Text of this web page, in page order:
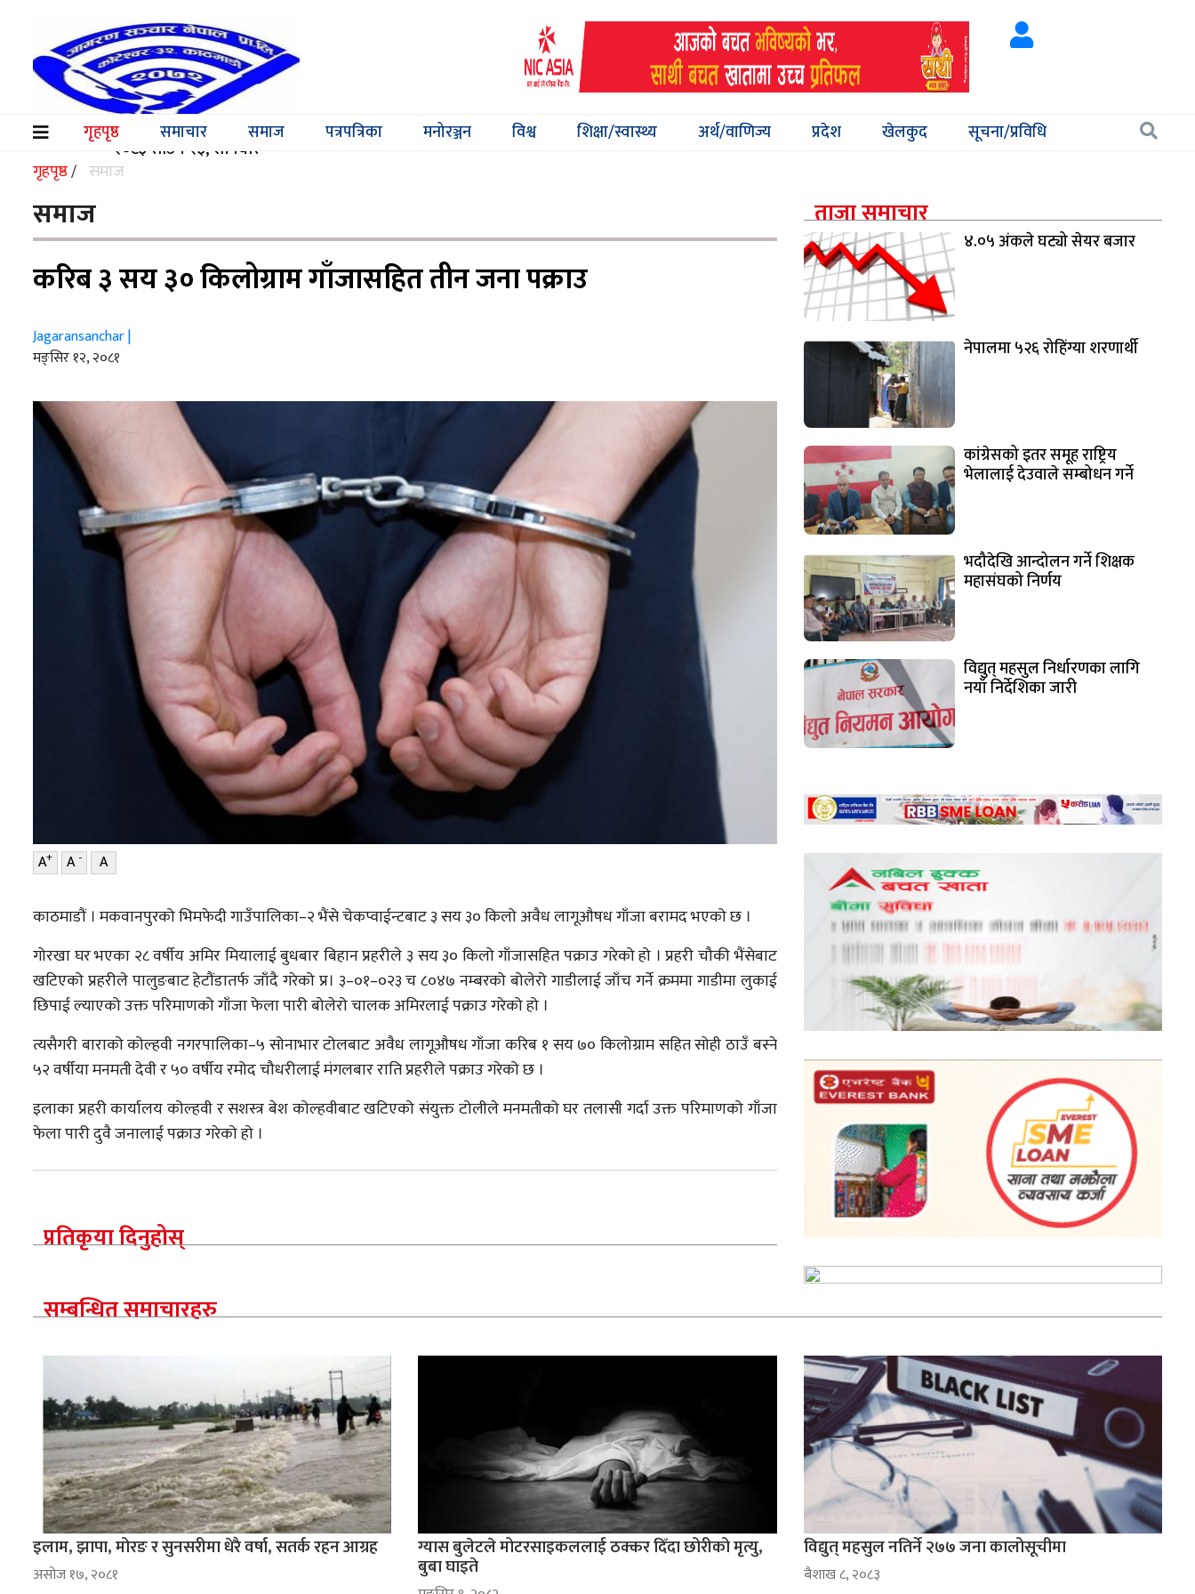
२०८३ साउन २३, शनिवार
गृहपृष्ठ
(current) समाचार समाज पत्रपत्रिका मनोरञ्जन विश्व शिक्षा/स्वास्थ्य अर्थ/वाणिज्य प्रदेश खेलकुद सूचना/प्रविधि
समाचार
समाज
पत्रपत्रिका
मनोरञ्जन
विश्व
स्वास्थ्य
वाणिज्य
सम्पादकीय
संस्कृति/
संस्कार
गृहपृष्ठ/ समाज
समाज
करिब ३ सय ३० किलोग्राम गाँजासहित तीन जना पक्राउ
Jagaransanchar |
मङ्सिर १२, २०८१
A+ A- A
काठमाडौं । मकवानपुरको भिमफेदी गाउँपालिका–२ भैंसे चेकप्वाईन्टबाट ३ सय ३० किलो अवैध लागूऔषध गाँजा बरामद भएको छ ।
गोरखा घर भएका २८ वर्षीय अमिर मियालाई बुधबार बिहान प्रहरीले ३ सय ३० किलो गाँजासहित पक्राउ गरेको हो । प्रहरी चौकी भैंसेबाट
खटिएको प्रहरीले पालुङबाट हेटौंडातर्फ जाँदै गरेको प्र। ३–०१–०२३ च ८०४७ नम्बरको बोलेरो गाडीलाई जाँच गर्ने क्रममा गाडीमा लुकाई
छिपाई ल्याएको उक्त परिमाणको गाँजा फेला पारी बोलेरो चालक अमिरलाई पक्राउ गरेको हो ।
त्यसैगरी बाराको कोल्हवी नगरपालिका–५ सोनाभार टोलबाट अवैध लागूऔषध गाँजा करिब १ सय ७० किलोग्राम सहित सोही ठाउँ बस्ने
५२ वर्षीया मनमती देवी र ५० वर्षीय रमोद चौधरीलाई मंगलबार राति प्रहरीले पक्राउ गरेको छ ।
इलाका प्रहरी कार्यालय कोल्हवी र सशस्त्र बेश कोल्हवीबाट खटिएको संयुक्त टोलीले मनमतीको घर तलासी गर्दा उक्त परिमाणको गाँजा
फेला पारी दुवै जनालाई पक्राउ गरेको हो ।
प्रतिकृया दिनुहोस्
ताजा समाचार
४.०५ अंकले घट्यो सेयर बजार
नेपालमा ५२६ रोहिंग्या शरणार्थी
कांग्रेसको इतर समूह राष्ट्रिय
भेलालाई देउवाले सम्बोधन गर्ने
भदौदेखि आन्दोलन गर्ने शिक्षक
महासंघको निर्णय
विद्युत् महसुल निर्धारणका लागि
नयाँ निर्देशिका जारी
सम्बन्धित समाचारहरु
इलाम, झापा, मोरङ र सुनसरीमा धेरै वर्षा, सतर्क रहन आग्रह
असोज १७, २०८१
ग्यास बुलेटले मोटरसाइकललाई ठक्कर दिँदा छोरीको मृत्यु,
बुबा घाइते
विद्युत् महसुल नतिर्ने २७७ जना कालोसूचीमा
ब‌ैशाख ८, २०८३